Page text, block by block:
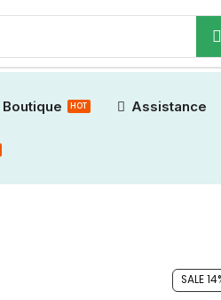
Boutique HOT Assistance
SALE